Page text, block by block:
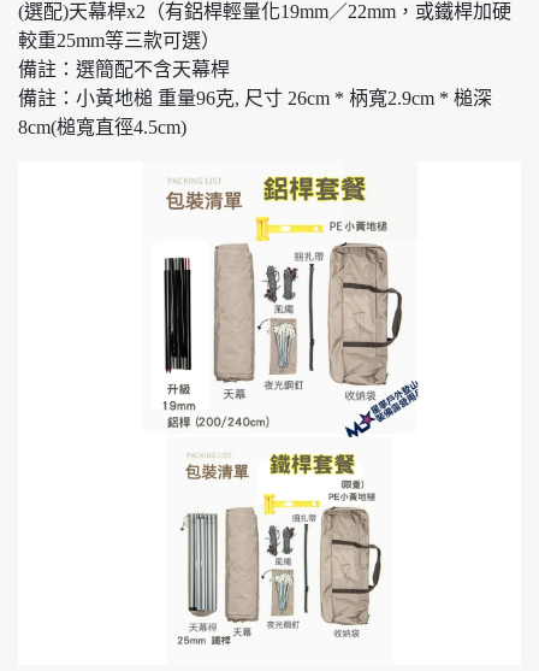
(選配)天幕桿x2（有鋁桿輕量化19mm／22mm，或鐵桿加硬
較重25mm等三款可選）
備註：選簡配不含天幕桿
備註：小黃地槌 重量96克, 尺寸 26cm * 柄寬2.9cm * 槌深
8cm(槌寬直徑4.5cm)